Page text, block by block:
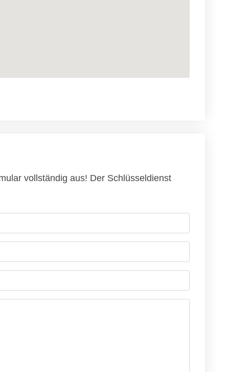
vollständig aus! Der Schlüsseldienst